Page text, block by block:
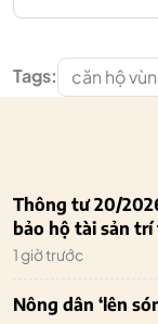
Tags: căn hộ
Thông tư 20/
bảo hộ tài sản trí
1 giờ trước
Nông dân ‘lên